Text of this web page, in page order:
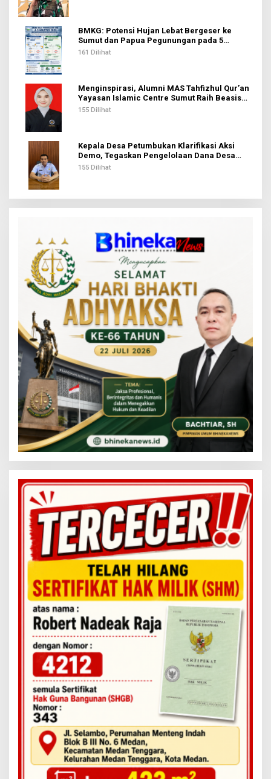
BMKG: Potensi Hujan Lebat Bergeser ke
Sumut dan Papua Pegunungan pada 5
Agustus
161 Dilihat
Menginspirasi, Alumni MAS Tahfizhul Qur’an
Yayasan Islamic Centre Sumut Raih Beasiswa
BIB Kemenag
155 Dilihat
Kepala Desa Petumbukan Klarifikasi Aksi
Demo, Tegaskan Pengelolaan Dana Desa
Sesuai Aturan
155 Dilihat